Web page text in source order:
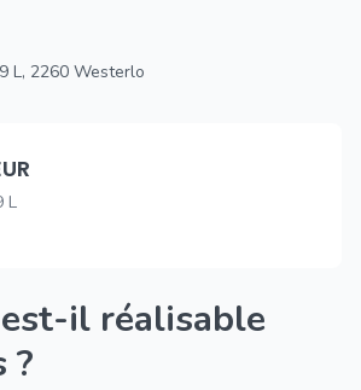
L, 2260 Westerlo
L
?